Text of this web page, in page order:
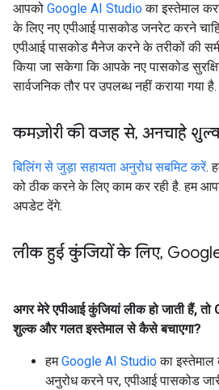
आपको Google AI Studioका इस्तेमाल
के लिए नए एपीआई पासकोड जनरेट करने
एपीआई पासकोड मैनेज करने के तरीकों की
किया जा सकेगा कि आपके नए पासकोड
सार्वजनिक तौर पर उपलब्ध नहीं कराया गया है.
कमज़ोरी की वजह से, अनचाहे
बिलिंग से जुड़ा सहायता अनुरोध सबमिट करें.
को ठीक करने के लिए काम कर रही है. हम
अपडेट देंगे.
लीक हुई कुंजियों के लिए,
अगर मेरे एपीआई कुंजियां लीक हो जाती हैं, तो
शुल्क और गलत इस्तेमाल से कैसे बचाएगा?
हमGoogle AI Studioका इस्तेमाल
अनुरोध करने पर, एपीआई पासकोड